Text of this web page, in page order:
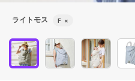
ライトモス F ×